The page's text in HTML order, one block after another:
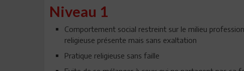
Niveau 1
Comportement social restreint sur le milieu
religieuse présente mais sans exaltation
Pratique religieuse sans faille